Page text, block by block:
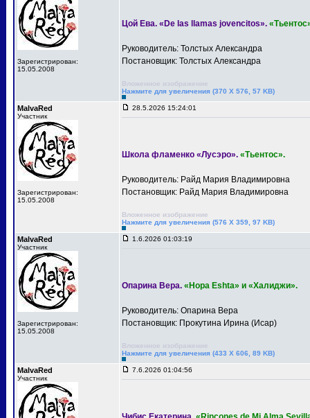
Зарегистрирован:
15.05.2008
Цой Ева. «De las llamas jovencitos».
Руководитель: Толстых Александра
Постановщик: Толстых Александра
Вложенное изображение
Нажмите для увеличения (370 X 576, 57 KB)
MalvaRed
Участник
Зарегистрирован:
15.05.2008
28.5.2026 15:24:01
Школа фламенко «Лусэро». «Тьентос».
Руководитель: Райд Мария Владимировна
Постановщик: Райд Мария Владимировна
Вложенное изображение
Нажмите для увеличения (576 X 359, 97 KB)
MalvaRed
Участник
Зарегистрирован:
15.05.2008
1.6.2026 01:03:19
Опарина Вера. «Hopa Eshta» и «Халиджи».
Руководитель: Опарина Вера
Постановщик: Прокутина Ирина (Исар)
Вложенное изображение
Нажмите для увеличения (433 X 606, 89 KB)
MalvaRed
Участник
7.6.2026 01:04:56